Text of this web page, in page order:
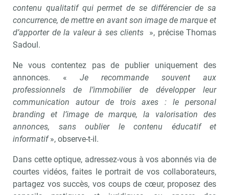
contenu qualitatif qui permet de se différencier de sa
concurrence, de mettre en avant son image de marque et
d’apporter de la valeur à ses clients
», précise Thomas
Sadoul.
Ne vous contentez pas de publier uniquement des
annonces. « Je recommande souvent aux
professionnels de l’immobilier de développer leur
communication autour de trois axes : le personal
branding et l’image de marque, la valorisation des
annonces, sans oublier le contenu éducatif et
informatif», observe-t-il.
Dans cette optique, adressez-vous à vos abonnés via de
courtes vidéos, faites le portrait de vos collaborateurs,
partagez vos succès, vos coups de cœur, proposez des